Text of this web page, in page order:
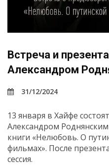
Встреча и
Александром
31/12/2024
13 января в Хайфе
Александром
книги «Нелюбовь. О
фильмах». После
сессия.